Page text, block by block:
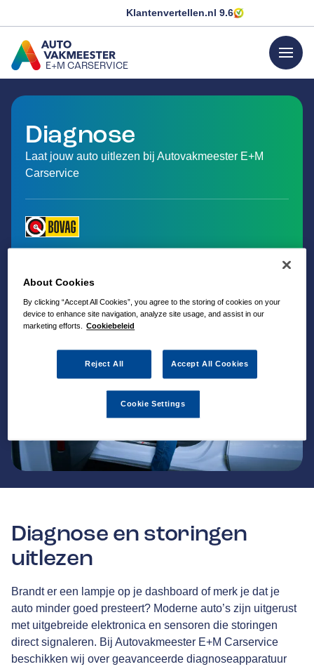
Klantenvertellen.nl 9.6
E+M CARSERVICE
GA NAAR DE HOMEPAGINA
menu
Diagnose
Laat jouw auto uitlezen bij Autovakmeester E+M
Carservice
Diagnose en storingen
uitlezen
Brandt er een lampje op je dashboard of merk je dat je
auto minder goed presteert? Moderne auto’s zijn uitgerust
met uitgebreide elektronica en sensoren die storingen
direct signaleren. Bij Autovakmeester E+M Carservice
beschikken wij over geavanceerde diagnoseapparatuur
About Cookies
By clicking “Accept All Cookies”, you agree to the storing of cookies on your
device to enhance site navigation, analyze site usage, and assist in our
marketing efforts. Cookiebeleid
Reject All Accept All Cookies
Cookie Settings